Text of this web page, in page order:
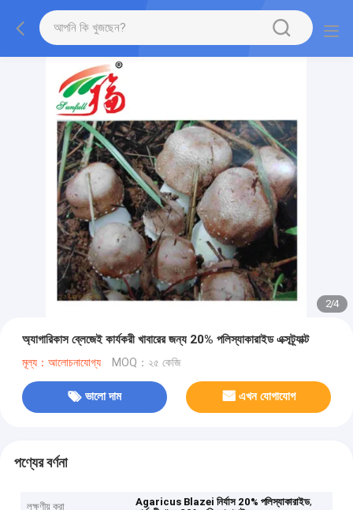
2/4
অ্যাগারিকাস ব্লেজেই কার্যকরী খাবারের জন্য 20% পলিস্যাকারাইড এক্সট্র্যাক্ট
মূল্য：আলোচনাযোগ্য MOQ：২৫ কেজি
ভালো দাম এখন যোগাযোগ
পণ্যের বর্ণনা
লক্ষণীয় করা Agaricus Blazei নির্যাস 20% পলিস্যাকারাইড,